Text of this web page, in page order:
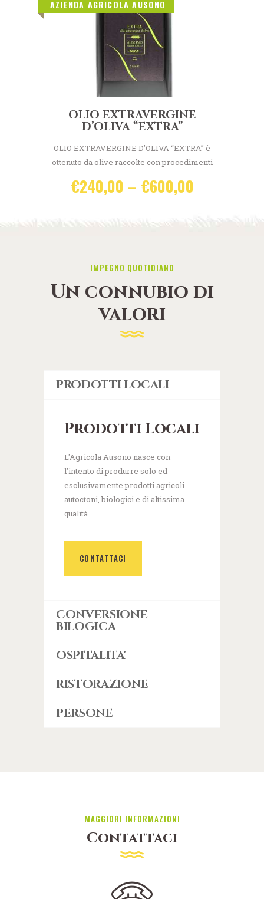
AZIENDA AGRICOLA AUSONO
OLIO EXTRAVERGINE
D’OLIVA “EXTRA”
OLIO EXTRAVERGINE D’OLIVA “EXTRA” è
ottenuto da olive raccolte con procedimenti
non eccessiva maturazione. olio fresco con
ricollegabile all’oliva lavorata non piu’ tardi
€240,00 – €600,00
ADD TO CART
IMPEGNO QUOTIDIANO
Un connubio di
valori
PRODOTTI LOCALI
Prodotti Locali
L'Agricola Ausono nasce con
l'intento di produrre solo ed
esclusivamente prodotti agricoli
autoctoni, biologici e di altissima
qualità
CONTATTACI
CONVERSIONE
BILOGICA
OSPITALITA'
RISTORAZIONE
PERSONE
MAGGIORI INFORMAZIONI
Contattaci